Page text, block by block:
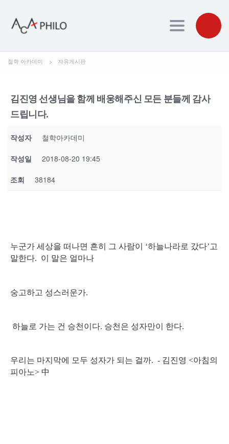
Toggle
철학 아카데미 > 자유게시판
김진영 선생님을 함께 배웅해주신 모든 분들께 감사
드립니다.
작성자 철학아카데미
작성일 2018-08-20 19:45
조회 38184
누군가 세상을 떠나면 흔히 그 사람이 ‘하늘나라로 갔다’고
말한다. 이 말은 얼마나
숭고하고 성스러운가.
하늘로 가는 건 승천이다. 승천은 성자만이 한다.
우리는 마지막에 모두 성자가 되는 걸까. - 김진영 <아침의
피아노> 中